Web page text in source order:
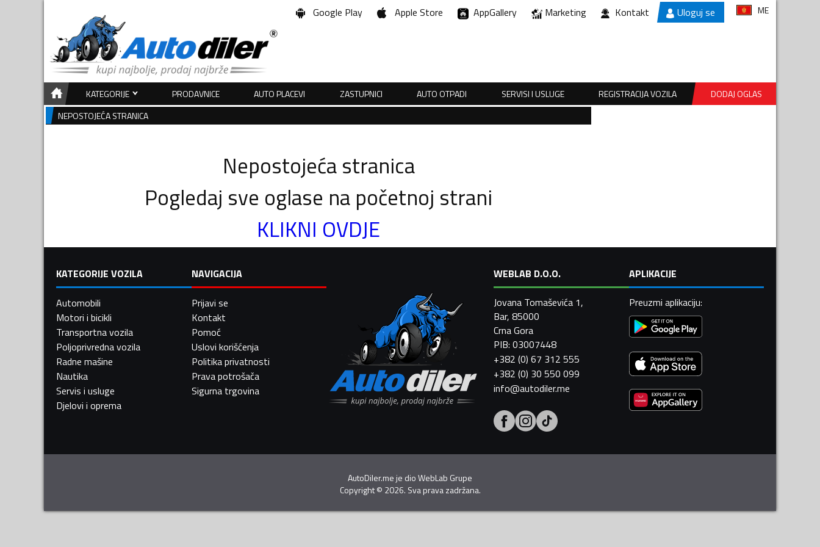
Google Play Apple Store AppGallery Marketing Kontakt Uloguj se ME
KATEGORIJE PRODAVNICE AUTO PLACEVI ZASTUPNICI AUTO OTPADI SERVISI I USLUGE REGISTRACIJA VOZILA
DODAJ OGLAS
NEPOSTOJEĆA STRANICA
Nepostojeća stranica
Pogledaj sve oglase na početnoj strani
KLIKNI OVDJE
KATEGORIJE VOZILA
Automobili
Motori i bicikli
Transportna vozila
Poljoprivredna vozila
Radne mašine
Nautika
Servis i usluge
Djelovi i oprema
NAVIGACIJA
Prijavi se
Kontakt
Pomoć
Uslovi korišćenja
Politika privatnosti
Prava potrošača
Sigurna trgovina
WEBLAB D.O.O.
Jovana Tomaševića 1,
Bar, 85000
Crna Gora
PIB: 03007448
+382 (0) 67 312 555
+382 (0) 30 550 099
info@autodiler.me
APLIKACIJE
Preuzmi aplikaciju:
AutoDiler.me je dioWebLab Grupe
Copyright© 2026. Sva prava zadržana.